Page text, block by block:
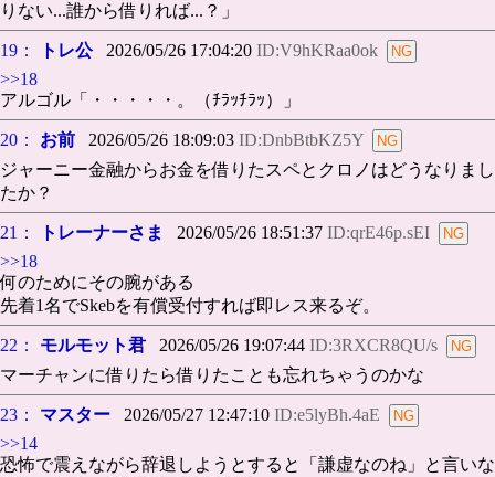
りない...誰から借りれば...？」
19： トレ公2026/05/26 17:04:20 ID:V9hKRaa0ok
>>18
アルゴル「・・・・・。（ﾁﾗｯﾁﾗｯ）」
20： お前 2026/05/26 18:09:03 ID:DnbBtbKZ5Y
ジャーニー金融からお金を借りたスペとクロノはどうなりまし
たか？
21： トレーナーさま 2026/05/26 18:51:37 ID:qrE46p.sEI
>>18
何のためにその腕がある
先着1名でSkebを有償受付すれば即レス来るぞ。
22： モルモット君 2026/05/26 19:07:44 ID:3RXCR8QU/s
マーチャンに借りたら借りたことも忘れちゃうのかな
23： マスター 2026/05/27 12:47:10 ID:e5lyBh.4aE
>>14
恐怖で震えながら辞退しようとすると「謙虚なのね」と言いな